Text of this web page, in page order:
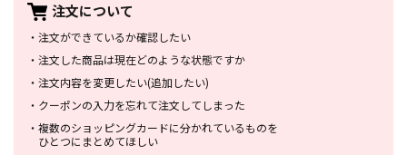
注文について
・ 注文ができているか確認したい
・ 注文した商品は現在どのような状態ですか
・ 注文内容を変更したい(追加したい)
・ クーポンの入力を忘れて注文してしまった
・ 複数のショッピングカードに分かれているものを
ひとつにまとめてほしい